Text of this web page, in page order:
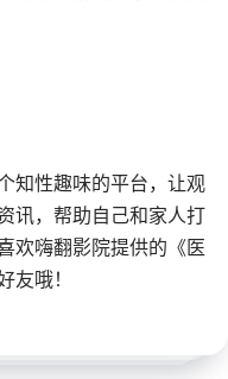
知性趣味的平台，让观
讯，帮助自己和家人打
欢嗨翻影院提供的《医
友哦！